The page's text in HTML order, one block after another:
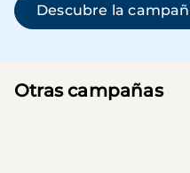
Descubre la
Otras campañas